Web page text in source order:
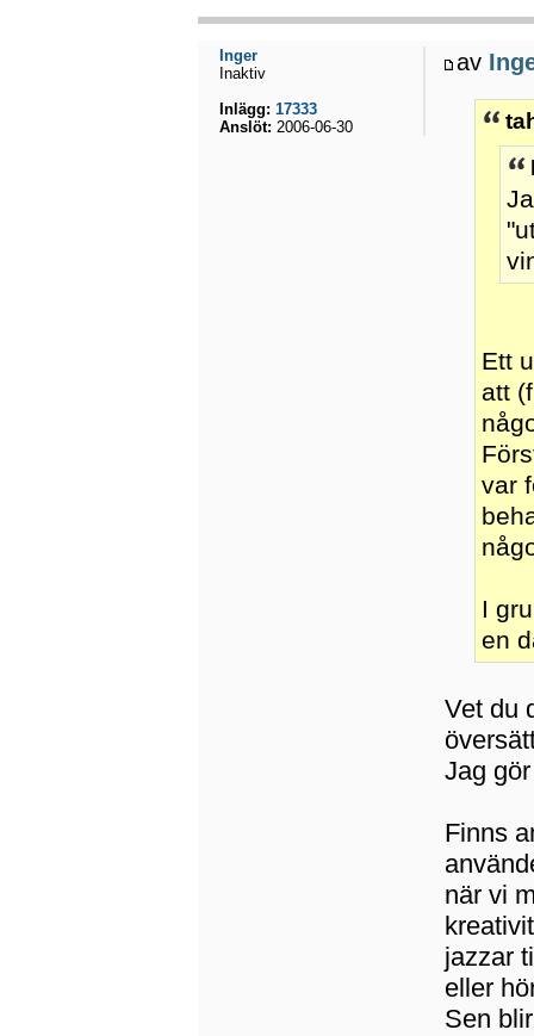
av
Ett
att
var
I
en
Vet du
Jag
Finns
när vi
jazzar
eller
Sen
Inger
Inaktiv
Inlägg: 17333
Anslöt: 2006-06-30